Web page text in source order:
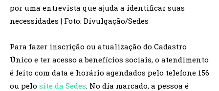
por uma entrevista que ajuda a identificar suas
necessidades | Foto: Divulgação/Sedes
Para fazer inscrição ou atualização do Cadastro
Único e ter acesso a benefícios sociais, o atendimento
é feito com data e horário agendados pelo telefone 156
ou pelo site da Sedes. No dia marcado, a pessoa é